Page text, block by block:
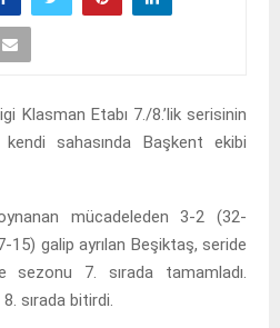
Klasman Etabı 7./8.’lik serisinin
sahasında Başkent ekibi
mücadeleden 3-2 (32-
15) galip ayrılan Beşiktaş, seride
sezonu 7. sırada tamamladı.
sırada bitirdi.